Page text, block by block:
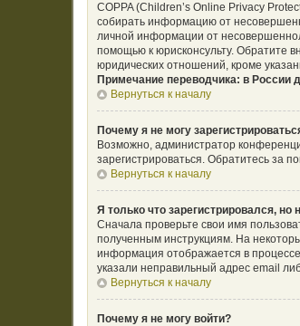
COPPA (Children’s Online Privacy
собирать информацию от
личной информации от
помощью к юрисконсульту. Обратите
юридических отношений, кроме
Примечание переводчика: в России
Вернуться к началу
Почему я не могу
Возможно, администратор
зарегистрироваться. Обратитесь за
Вернуться к началу
Я только что зарегистрировался, но
Сначала проверьте свои имя
полученным инструкциям. На
информация отображается в
указали неправильный адрес email
Вернуться к началу
Почему я не могу войти?